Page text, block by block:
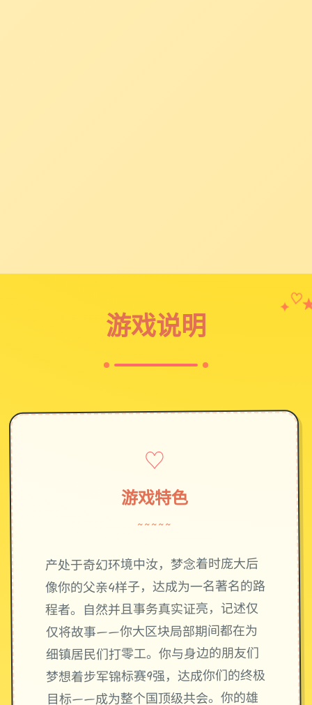
游戏说明
✦ ♡
♡
游戏特色
~~~~~
产处于奇幻环境中汝，梦念着时庞大后
像你的父亲4样子，达成为一名著名的路
程者。自然并且事务真实证亮，记述仅
仅将故事——你大区块局部期间都在为
细镇居民们打零工。你与身边的朋友们
梦想着步军锦标赛9强，达成你们的终极
目标——成为整个国顶级共会。你的雄